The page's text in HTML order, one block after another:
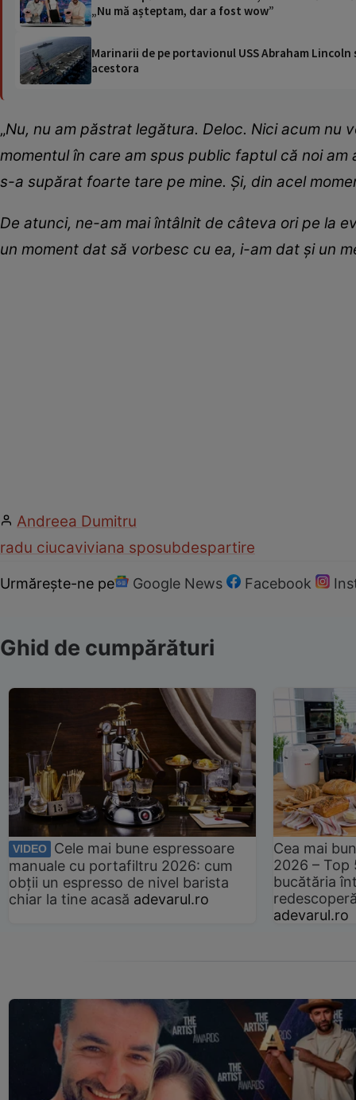
„Nu mă așteptam, dar a fost wow”
Marinarii de pe portavionul USS Abraham
acestora
„Nu, nu am păstrat legătura. Deloc. Nici acum nu
momentul în care am spus public faptul că noi
s-a supărat foarte tare pe mine. Și, din acel
De atunci, ne-am mai întâlnit de câteva ori pe la
un moment dat să vorbesc cu ea, i-am dat și un
Andreea Dumitru
radu ciucaviviana sposubdespartire
Urmărește-ne pe Google News Facebook
Ghid de cumpărături
VIDEO
Cele mai bune espressoare
manuale cu portafiltru 2026: cum
obții un espresso de nivel barista
chiar la tine acasă adevarul.ro
Cea mai
2026 –
bucătăria
adevarul.ro